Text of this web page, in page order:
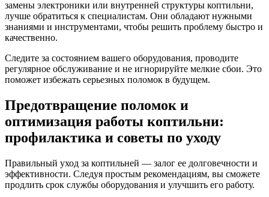
замены электроники или внутренней структуры коптильни,
лучше обратиться к специалистам. Они обладают нужными
знаниями и инструментами, чтобы решить проблему быстро и
качественно.
Следите за состоянием вашего оборудования, проводите
регулярное обслуживание и не игнорируйте мелкие сбои. Это
поможет избежать серьезных поломок в будущем.
Предотвращение поломок и
оптимизация работы коптильни:
профилактика и советы по уходу
Правильный уход за коптильней — залог ее долговечности и
эффективности. Следуя простым рекомендациям, вы сможете
продлить срок службы оборудования и улучшить его работу.